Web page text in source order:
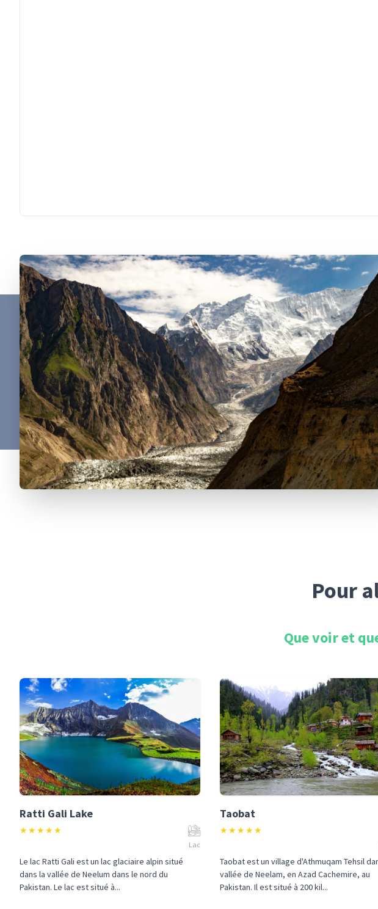
Pour
Que voir et
Ratti Gali Lake
★★★★★
Lac
Le lac Ratti Gali est un lac glaciaire alpin situé
dans la vallée de Neelum dans le nord du
Pakistan. Le lac est situé à...
Taobat
★★★★★
Taobat est un village d'Athmuqam Tehsil
vallée de Neelam, en Azad Cachemire, au
Pakistan. Il est situé à 200 kil...